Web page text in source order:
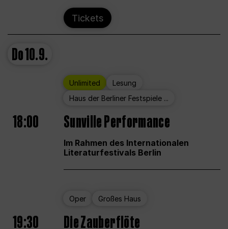
Tickets
Do10.9.
Unlimited
Lesung
Haus der Berliner Festspiele ...
18:00 Sunville Performance
Im Rahmen des Internationalen
Literaturfestivals Berlin
Oper Großes Haus
19:30 Die Zauberflöte